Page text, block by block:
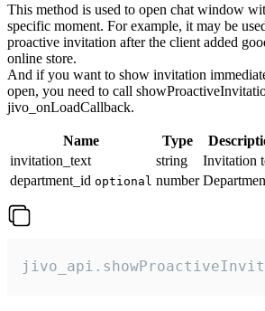
This method is used to open chat window
specific moment. For example, it may be
proactive invitation after the client added
online store.
And if you want to show invitation
open, you need to call
jivo_onLoadCallback.
Name Type
invitation_text
string
Invitation
department_id optional number